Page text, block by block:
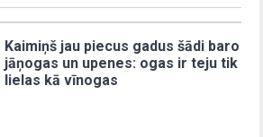
Kaimiņš jau piecus gadus šādi baro
jāņogas un upenes: ogas ir teju tik
lielas kā vīnogas